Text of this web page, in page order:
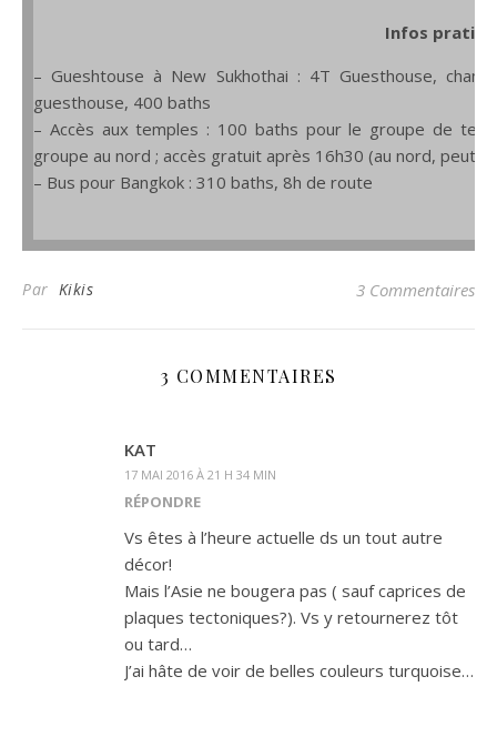
Infos
– Gueshtouse à New Sukhothai : 4T Guesthouse,
guesthouse, 400 baths
– Accès aux temples : 100 baths pour le groupe de
groupe au nord ; accès gratuit après 16h30 (au nord,
– Bus pour Bangkok : 310 baths, 8h de route
Par Kikis 3 Commentaires
3 COMMENTAIRES
KAT
17 MAI 2016 À 21 H 34 MIN
RÉPONDRE
Vs êtes à l’heure actuelle ds un tout autre
décor!
Mais l’Asie ne bougera pas ( sauf caprices de
plaques tectoniques?). Vs y retournerez tôt
ou tard…
J’ai hâte de voir de belles couleurs turquoise…